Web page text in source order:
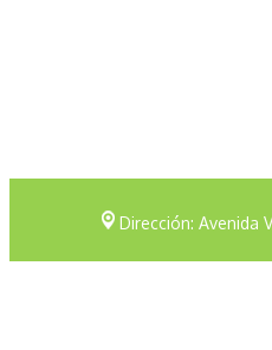
Dirección: Avenida